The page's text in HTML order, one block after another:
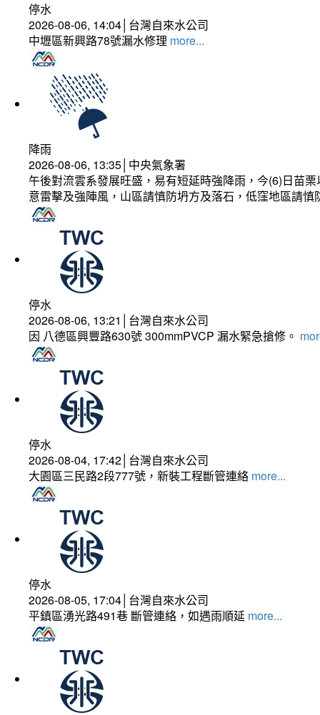
停水
2026-08-06, 14:04│台灣自來水公司
中壢區新興路78號漏水修理 more...
降雨
2026-08-06, 13:35│中央氣象署
午後對流雲系發展旺盛，易有短延時強降雨，今(6)日苗
意雷擊及強陣風，山區請慎防坍方及落石，低窪地區請
停水
2026-08-06, 13:21│台灣自來水公司
因 八德區興豐路630號 300mmPVCP 漏水緊急搶修。
停水
2026-08-04, 17:42│台灣自來水公司
大園區三民路2段777號，新裝工程斷管連絡 more...
停水
2026-08-05, 17:04│台灣自來水公司
平鎮區湧光路491巷 斷管連絡，如遇雨順延 more...